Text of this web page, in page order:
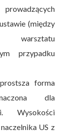
(między
warsztatu
przypadku
forma
dla
Wysokości
US z